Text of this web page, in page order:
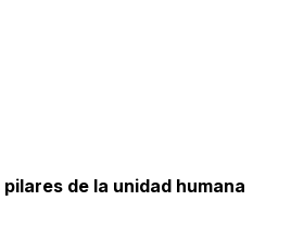
de la unidad humana